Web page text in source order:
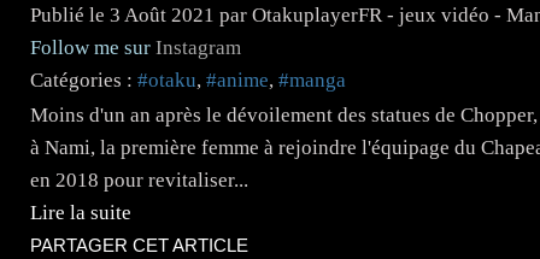
Publié le 3 Août 2021 par OtakuplayerFR - jeux vidéo -
Follow me sur Instagram
Catégories : #otaku, #anime, #manga
Moins d'un an après le dévoilement des statues de
à Nami, la première femme à rejoindre l'équipage du
en 2018 pour revitaliser...
Lire la suite
PARTAGER CET ARTICLE